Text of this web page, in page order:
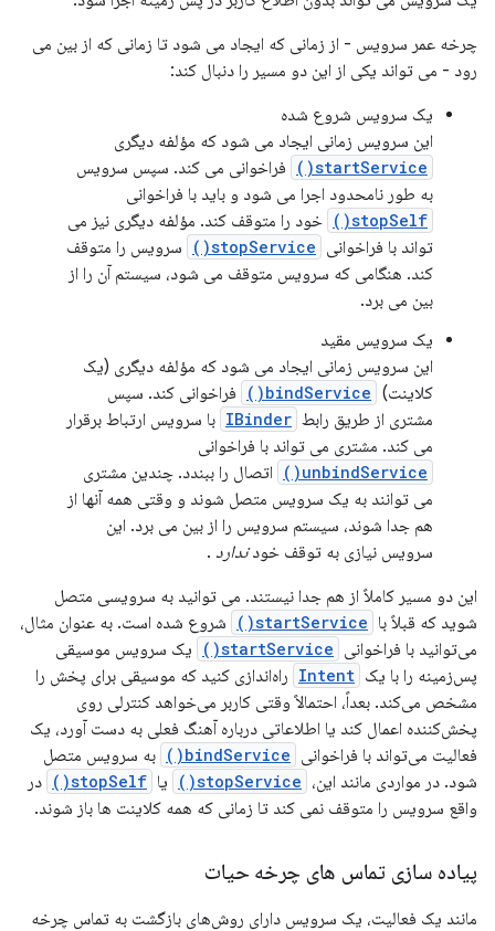
چرخه عمر سرویس - از زمانی که ایجاد می شود تا زمانی که از بین می
رود - می تواند یکی از این دو مسیر را دنبال کند:
یک سرویس شروع شده
این سرویس زمانی ایجاد می شود که مؤلفه دیگری
startService()
فراخوانی می کند. سپس سرویس
به طور نامحدود اجرا می شود و باید با فراخوانی
stopSelf()
خود را متوقف کند. مؤلفه دیگری نیز می
تواند با فراخوانی stopService()
سرویس را متوقف
کند. هنگامی که سرویس متوقف می شود، سیستم آن را از
بین می برد.
یک سرویس مقید
این سرویس زمانی ایجاد می شود که مؤلفه دیگری (یک
کلاینت) bindService()
فراخوانی کند. سپس
مشتری از طریق رابط IBinder با سرویس ارتباط برقرار
می کند. مشتری می تواند با فراخوانی
unbindService()
اتصال را ببندد. چندین مشتری
می توانند به یک سرویس متصل شوند و وقتی همه آنها از
هم جدا شوند، سیستم سرویس را از بین می برد. این
سرویس نیازی به توقف خودندارد .
این دو مسیر کاملاً از هم جدا نیستند. می توانید به سرویسی متصل
شوید که قبلاً با startService()
شروع شده است. به عنوان مثال،
می‌توانید با فراخوانی startService()
یک سرویس موسیقی
پس‌زمینه را با یک Intent راه‌اندازی کنید که موسیقی برای پخش را
مشخص می‌کند. بعداً، احتمالاً وقتی کاربر می‌خواهد کنترلی روی
پخش‌کننده اعمال کند یا اطلاعاتی درباره آهنگ فعلی به دست آورد، یک
فعالیت می‌تواند با فراخوانی bindService()
به سرویس متصل
شود. در مواردی مانند این، stopService() یا stopSelf()
در
واقع سرویس را متوقف نمی کند تا زمانی که همه کلاینت ها باز شوند.
پیاده سازی تماس های چرخه حیات
مانند یک فعالیت، یک سرویس دارای روش‌های بازگشت به تماس چرخه